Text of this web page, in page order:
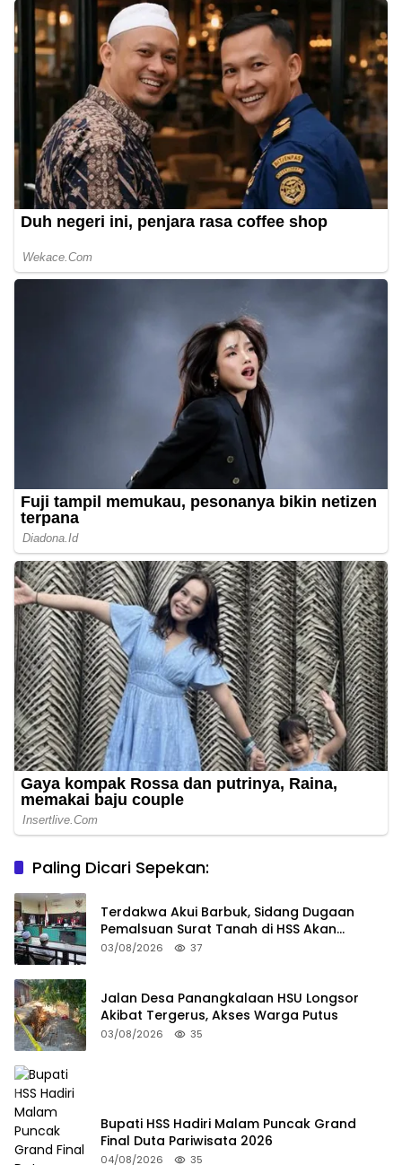
Paling Dicari Sepekan:
Terdakwa Akui Barbuk, Sidang Dugaan
Pemalsuan Surat Tanah di HSS Akan
Berlanjut Tuntutan JPU
03/08/2026 37
Jalan Desa Panangkalaan HSU Longsor
Akibat Tergerus, Akses Warga Putus
03/08/2026 35
Bupati HSS Hadiri Malam Puncak Grand
Final Duta Pariwisata 2026
04/08/2026 35